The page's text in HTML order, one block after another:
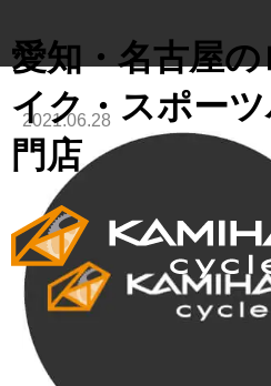
愛知・名古屋
イク・スポー
門店
2021.06.28